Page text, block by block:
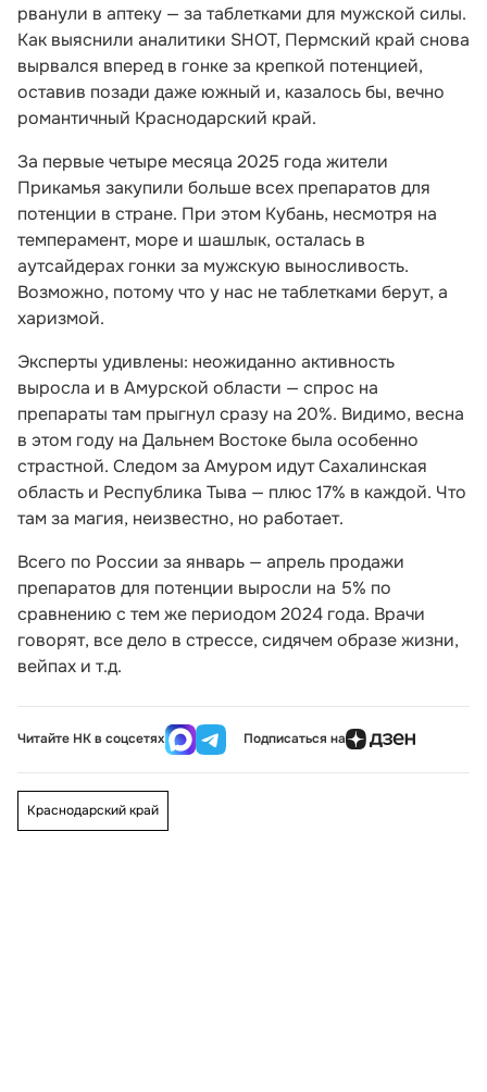
рванули в аптеку — за таблетками для мужской силы.
Как выяснили аналитики SHOT, Пермский край снова
вырвался вперед в гонке за крепкой потенцией,
оставив позади даже южный и, казалось бы, вечно
романтичный Краснодарский край.
За первые четыре месяца 2025 года жители
Прикамья закупили больше всех препаратов для
потенции в стране. При этом Кубань, несмотря на
темперамент, море и шашлык, осталась в
аутсайдерах гонки за мужскую выносливость.
Возможно, потому что у нас не таблетками берут, а
харизмой.
Эксперты удивлены: неожиданно активность
выросла и в Амурской области — спрос на
препараты там прыгнул сразу на 20%. Видимо, весна
в этом году на Дальнем Востоке была особенно
страстной. Следом за Амуром идут Сахалинская
область и Республика Тыва — плюс 17% в каждой. Что
там за магия, неизвестно, но работает.
Всего по России за январь — апрель продажи
препаратов для потенции выросли на 5% по
сравнению с тем же периодом 2024 года. Врачи
говорят, все дело в стрессе, сидячем образе жизни,
вейпах и т.д.
Читайте НК в соцсетях Подписаться на
Краснодарский край